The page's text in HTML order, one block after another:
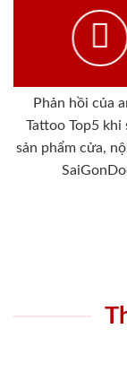
Phản hồi của
Tattoo Top5 khi
sản phẩm cửa,